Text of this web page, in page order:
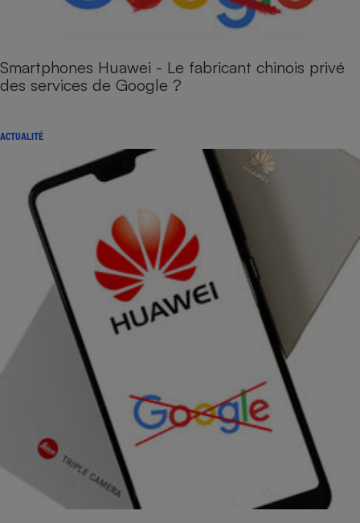
Smartphones Huawei - Le fabricant chinois privé
des services de Google ?
ACTUALITÉ